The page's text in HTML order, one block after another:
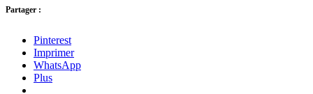
Partager :
Pinterest
Imprimer
WhatsApp
Plus